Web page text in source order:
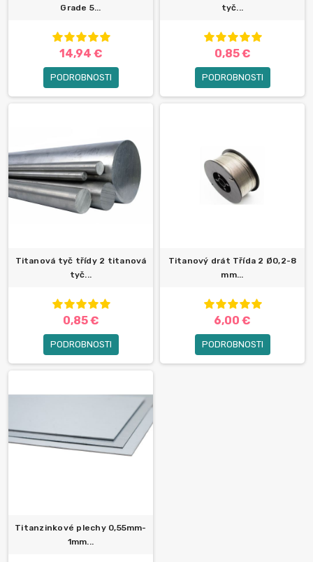
Grade 5...
14,94 €
PODROBNOSTI
tyč...
0,85 €
PODROBNOSTI
Titanová tyč třídy 2 titanová
tyč...
0,85 €
PODROBNOSTI
Titanový drát Třída 2 Ø0,2-8
mm...
6,00 €
PODROBNOSTI
Titanzinkové plechy 0,55mm-
1mm...